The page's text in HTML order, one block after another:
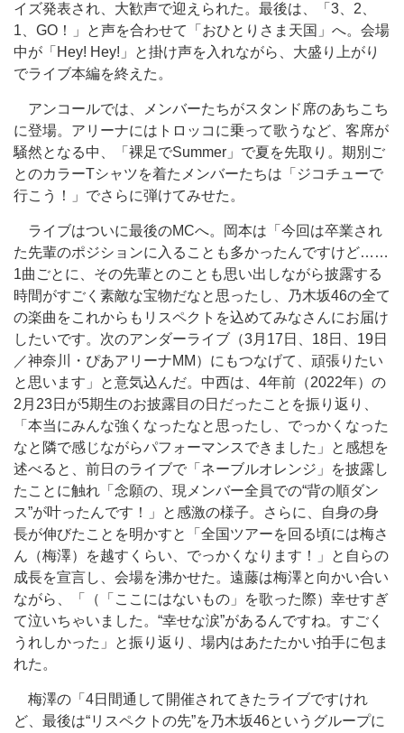
イズ発表され、大歓声で迎えられた。最後は、「3、2、
1、GO！」と声を合わせて「おひとりさま天国」へ。会場
中が「Hey! Hey!」と掛け声を入れながら、大盛り上がり
でライブ本編を終えた。
アンコールでは、メンバーたちがスタンド席のあちこち
に登場。アリーナにはトロッコに乗って歌うなど、客席が
騒然となる中、「裸足でSummer」で夏を先取り。期別ご
とのカラーTシャツを着たメンバーたちは「ジコチューで
行こう！」でさらに弾けてみせた。
ライブはついに最後のMCへ。岡本は「今回は卒業され
た先輩のポジションに入ることも多かったんですけど……
1曲ごとに、その先輩とのことも思い出しながら披露する
時間がすごく素敵な宝物だなと思ったし、乃木坂46の全て
の楽曲をこれからもリスペクトを込めてみなさんにお届け
したいです。次のアンダーライブ（3月17日、18日、19日
／神奈川・ぴあアリーナMM）にもつなげて、頑張りたい
と思います」と意気込んだ。中西は、4年前（2022年）の
2月23日が5期生のお披露目の日だったことを振り返り、
「本当にみんな強くなったなと思ったし、でっかくなった
なと隣で感じながらパフォーマンスできました」と感想を
述べると、前日のライブで「ネーブルオレンジ」を披露し
たことに触れ「念願の、現メンバー全員での“背の順ダン
ス”が叶ったんです！」と感激の様子。さらに、自身の身
長が伸びたことを明かすと「全国ツアーを回る頃には梅さ
ん（梅澤）を越すくらい、でっかくなります！」と自らの
成長を宣言し、会場を沸かせた。遠藤は梅澤と向かい合い
ながら、「（「ここにはないもの」を歌った際）幸せすぎ
て泣いちゃいました。“幸せな涙”があるんですね。すごく
うれしかった」と振り返り、場内はあたたかい拍手に包ま
れた。
梅澤の「4日間通して開催されてきたライブですけれ
ど、最後は“リスペクトの先”を乃木坂46というグループに